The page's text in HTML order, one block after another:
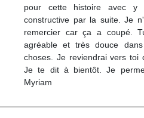
pour cette histoire avec
constructive par la suite. Je
remercier car ça a coupé.
agréable et très douce
choses. Je reviendrai vers toi
Je te dit à bientôt. Je
Myriam